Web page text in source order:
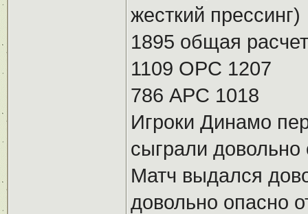
жесткий прессинг)
1895 общая
1109 ОРС 1207
786 АРС 1018
Игроки Динамо
сыграли довольно
Матч выдался
довольно опасно